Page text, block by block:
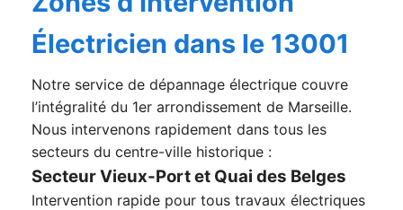
Électricien dans le 13001
Notre service de dépannage électrique couvre
l’intégralité du 1er arrondissement de Marseille.
Nous intervenons rapidement dans tous les
secteurs du centre-ville historique :
Secteur Vieux-Port et Quai des Belges
Intervention rapide pour tous travaux électriques